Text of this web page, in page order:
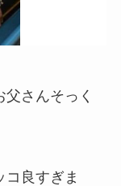
さんそっく
良すぎま